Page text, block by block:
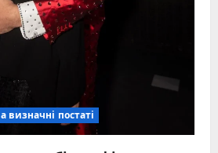
визначні постаті